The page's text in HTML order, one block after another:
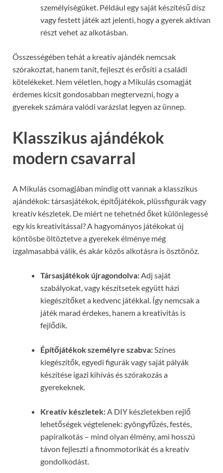
személyiségüket. Például egy saját készítésű dísz
vagy festett játék azt jelenti, hogy a gyerek aktívan
részt vehet az alkotásban.
Összességében tehát a kreatív ajándék nemcsak
szórakoztat, hanem tanít, fejleszt és erősíti a családi
kötelékeket. Nem véletlen, hogy a Mikulás csomagját
érdemes kicsit gondosabban megtervezni, hogy a
gyerekek számára valódi varázslat legyen az ünnep.
Klasszikus ajándékok
modern csavarral
A Mikulás csomagjában mindig ott vannak a klasszikus
ajándékok: társasjátékok, építőjátékok, plüssfigurák vagy
kreatív készletek. De miért ne tehetnéd őket különlegessé
egy kis kreativitással? A hagyományos játékokat új
köntösbe öltöztetve a gyerekek élménye még
izgalmasabbá válik, és akár közös alkotásra is ösztönöz.
Társasjátékok újragondolva:Adj saját
szabályokat, vagy készítsetek együtt házi
kiegészítőket a kedvenc játékkal. Így nemcsak a
játék marad érdekes, hanem a kreativitás is
fejlődik.
Építőjátékok személyre szabva:Színes
kiegészítők, egyedi figurák vagy saját pályák
készítése igazi kihívás és szórakozás a
gyerekeknek.
Kreatív készletek:A DIY készletekben rejlő
lehetőségek végtelenek: gyöngyfűzés, festés,
papíralkotás – mind olyan élmény, ami hosszú
távon fejleszti a finommotorikát és a kreatív
gondolkodást.